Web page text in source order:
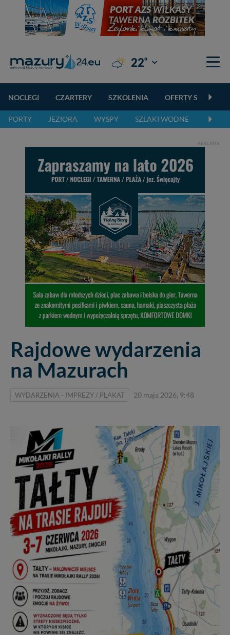
22° Giżycko
NOCLEGI CZARTERY SZKOLENIA OFERTY
PORTY JEZIORA WYSPY SZLAKI WODNE
REKLAMA
Rajdowe wydarzenia
na Mazurach
WYDARZENIA - IMPREZY / PLAKAT 20 maja 2026, 9:48